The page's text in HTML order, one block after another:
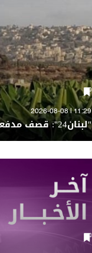
11:29 | 2026-08-08
"لبنان24": قصف مدفعي إسرائيلي على المنصوري